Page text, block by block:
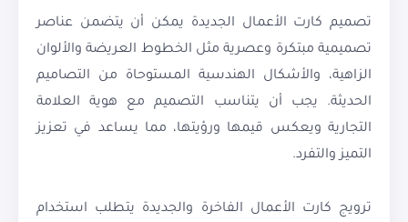
تصميم كارت الأعمال الجديدة يمكن أن يتضمن عناصر
تصميمية مبتكرة وعصرية مثل الخطوط العريضة والألوان
الزاهية، والأشكال الهندسية المستوحاة من التصاميم
الحديثة. يجب أن يتناسب التصميم مع هوية العلامة
التجارية ويعكس قيمها ورؤيتها، مما يساعد في تعزيز
التميز والتفرد.
ترويج كارت الأعمال الفاخرة والجديدة يتطلب استخدام